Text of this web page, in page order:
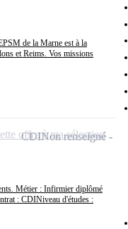
de la Marne est à la
et Reims. Vos missions
Métier : Infirmier diplômé
: CDINiveau d'études :
CDINon renseigné
offre à ma sélection